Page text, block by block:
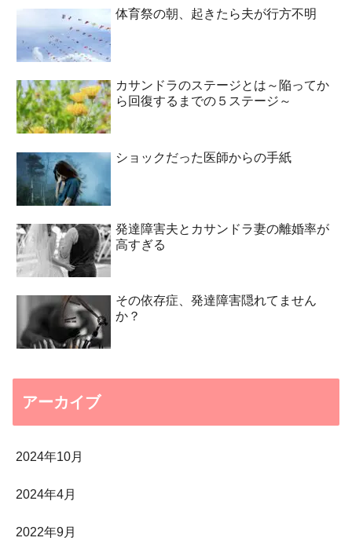
体育祭の朝、起きたら夫が行方不明
カサンドラのステージとは～陥ってか
ら回復するまでの５ステージ～
ショックだった医師からの手紙
発達障害夫とカサンドラ妻の離婚率が
高すぎる
その依存症、発達障害隠れてません
か？
アーカイブ
2024年10月
2024年4月
2022年9月